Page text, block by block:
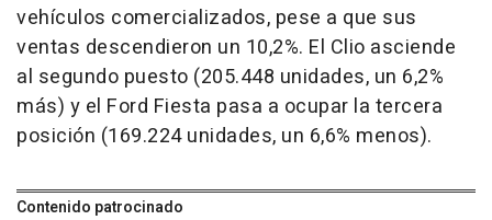
vehículos comercializados, pese a que sus
ventas descendieron un 10,2%. El Clio asciende
al segundo puesto (205.448 unidades, un 6,2%
más) y el Ford Fiesta pasa a ocupar la tercera
posición (169.224 unidades, un 6,6% menos).
Contenido patrocinado